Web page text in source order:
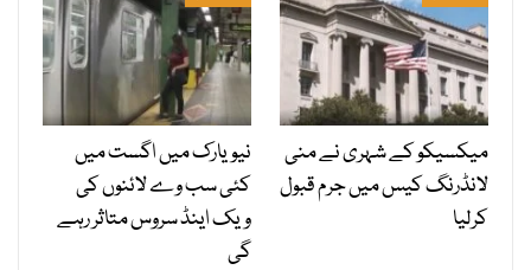
میکسیکو کے شہری نے منی
لانڈرنگ کیس میں جرم قبول
کرلیا
نیویارک میں اگست میں
کئی سب وے لائنوں کی
ویک اینڈ سروس متاثر رہے
گی